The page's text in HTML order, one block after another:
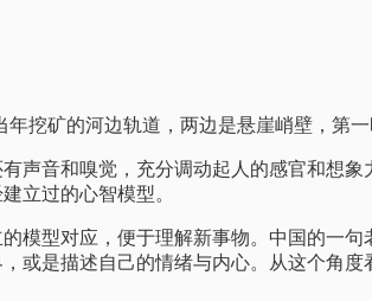
挖矿的河边轨道，两边是悬崖峭壁，第
声音和嗅觉，充分调动起人的感官和想
立过的心智模型。
模型对应，便于理解新事物。中国的一
或是描述自己的情绪与内心。从这个角